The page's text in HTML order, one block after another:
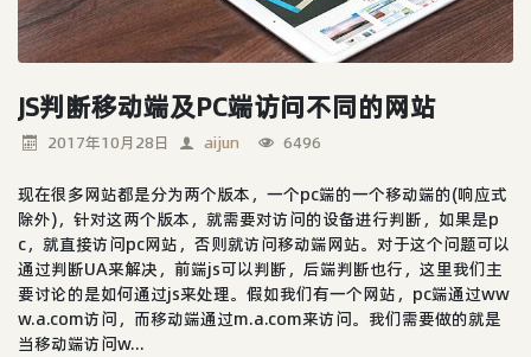
JS判断移动端及PC端访问不同的网站
2017年10月28日 aijun 6496
现在很多网站都是分为两个版本，一个pc端的一个移动端的(响应式
除外)，针对这两个版本，就需要对访问的设备进行判断，如果是p
c，就直接访问pc网站，否则就访问移动端网站。对于这个问题可以
通过判断UA来解决，前端js可以判断，后端判断也行，这里我们主
要讨论的是如何通过js来处理。假如我们有一个网站，pc端通过ww
w.a.com访问，而移动端通过m.a.com来访问。我们需要做的就是
当移动端访问w...